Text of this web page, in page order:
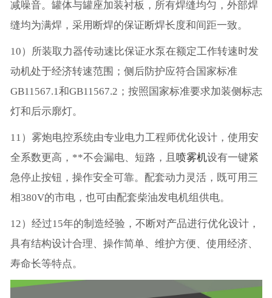
减噪音。罐体与罐座加装衬板，所有焊缝均匀，外部焊
缝均为满焊，采用断焊的保证断焊长度和间距一致。
10）所装取力器传动速比保证水泵在额定工作转速时发
动机处于经济转速范围；侧后防护应符合国家标准
GB11567.1和GB11567.2；按照国家标准要求加装侧标志
灯和后示廓灯。
11）雾炮电控系统由专业电力工程师优化设计，使用安
全系数更高，**不会漏电、短路，且 喷雾机设有一键紧
急停止按钮，操作安全可靠。配套动力灵活，既可用三
相380V的市电，也可由配套柴油发电机组供电。
12）经过15年的制造经验，不断对产品进行优化设计，
具有结构设计合理、操作简单、维护方便、使用经济、
寿命长等特点。